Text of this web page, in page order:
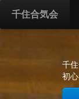
千住合気会
千
初